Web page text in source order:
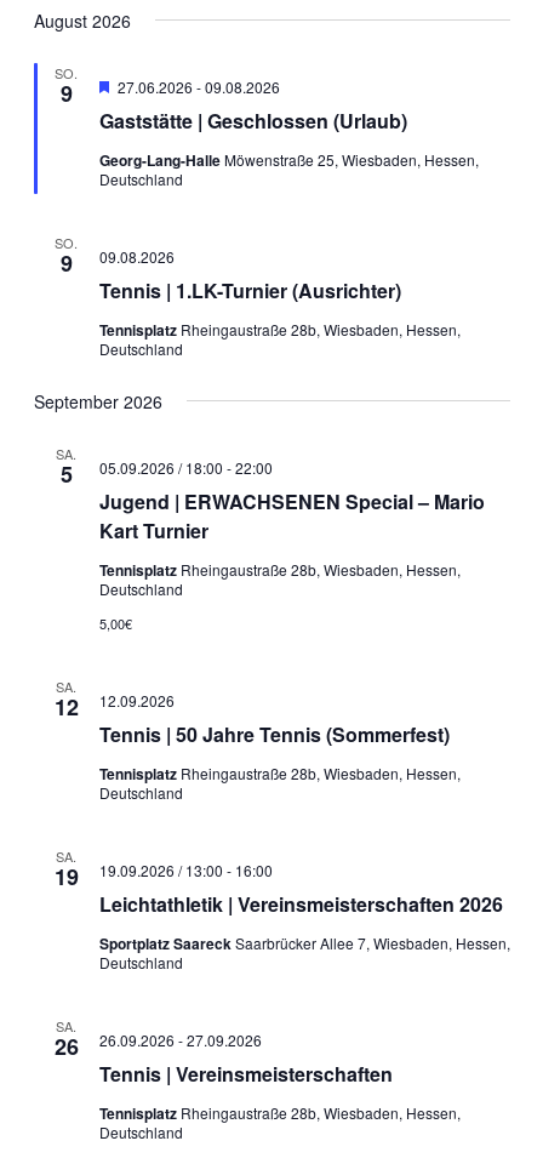
und
wählen.
August 2026
SO.
9
Gaststätte | Geschlossen (Urlaub)
Hervorgehoben
27.06.2026 -09.08.2026
Georg-Lang-HalleMöwenstraße 25, Wiesbaden, Hessen,
Deutschland
SO.
9
Tennis | 1.LK-Turnier (Ausrichter)
09.08.2026
Tennisplatz Rheingaustraße 28b, Wiesbaden, Hessen,
Deutschland
September 2026
SA.
5
Jugend | ERWACHSENEN Special – Mario
Kart Turnier
05.09.2026 / 18:00 -22:00
Tennisplatz Rheingaustraße 28b, Wiesbaden, Hessen,
Deutschland
5,00€
SA.
12
Tennis | 50 Jahre Tennis (Sommerfest)
12.09.2026
Tennisplatz Rheingaustraße 28b, Wiesbaden, Hessen,
Deutschland
SA.
19
Leichtathletik | Vereinsmeisterschaften 2026
19.09.2026 / 13:00 - 16:00
Sportplatz SaareckSaarbrücker Allee 7, Wiesbaden, Hessen,
Deutschland
SA.
26
Tennis | Vereinsmeisterschaften
26.09.2026 -27.09.2026
Tennisplatz Rheingaustraße 28b, Wiesbaden, Hessen,
Deutschland